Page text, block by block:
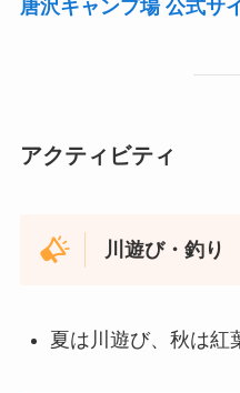
唐沢キャンプ場 公式サ
アクティビティ
川遊び・釣り
夏は川遊び、秋は紅